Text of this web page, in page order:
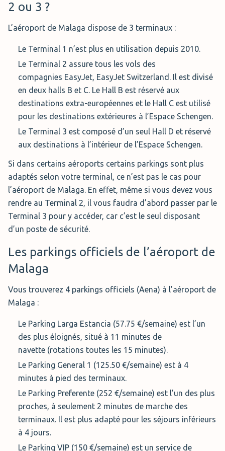
plein air ou dans un emplacement couvert moyennant un
supplément. En outre, le service vous offre la possibilité
Distance :
< 1 min. de l'aéroport
Emplacement :extérieur avec option couvert
Horaires :09:30 - 19:00
Réserver
Réserver
2 ou 3 ?
L’aéroport de Malaga dispose de 3 terminaux :
Le Terminal 1 n’est plus en utilisation depuis 2010.
Le Terminal 2 assure tous les vols des
compagnies EasyJet, EasyJet Switzerland. Il est divisé
en deux halls B et C. Le Hall B est réservé aux
destinations extra-européennes et le Hall C est utilisé
pour les destinations extérieures à l’Espace Schengen.
Le Terminal 3 est composé d’un seul Hall D et réservé
aux destinations à l’intérieur de l’Espace Schengen.
Si dans certains aéroports certains parkings sont plus
adaptés selon votre terminal, ce n’est pas le cas pour
l’aéroport de Malaga. En effet, même si vous devez vous
rendre au Terminal 2, il vous faudra d’abord passer par le
Terminal 3 pour y accéder, car c’est le seul disposant
d’un poste de sécurité.
Les parkings officiels de l’aéroport de
Malaga
Vous trouverez 4 parkings officiels (Aena) à l’aéroport de
Malaga :
Le Parking Larga Estancia (57.75 €/semaine) est l’un
des plus éloignés, situé à 11 minutes de
navette (rotations toutes les 15 minutes).
Le Parking General 1 (125.50 €/semaine) est à 4
minutes à pied des terminaux.
Le Parking Preferente (252 €/semaine) est l’un des plus
proches, à seulement 2 minutes de marche des
terminaux. Il est plus adapté pour les séjours inférieurs
à 4 jours.
Le Parking VIP (150 €/semaine) est un service de